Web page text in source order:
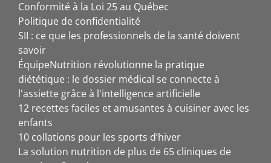
Conformité à la Loi 25 au Québec
Politique de confidentialité
SII : ce que les professionnels de la santé doivent
savoir
ÉquipeNutrition révolutionne la pratique
diététique : le dossier médical se connecte à
l'assiette grâce à l'intelligence artificielle
12 recettes faciles et amusantes à cuisiner avec les
enfants
10 collations pour les sports d’hiver
La solution nutrition de plus de 65 cliniques de